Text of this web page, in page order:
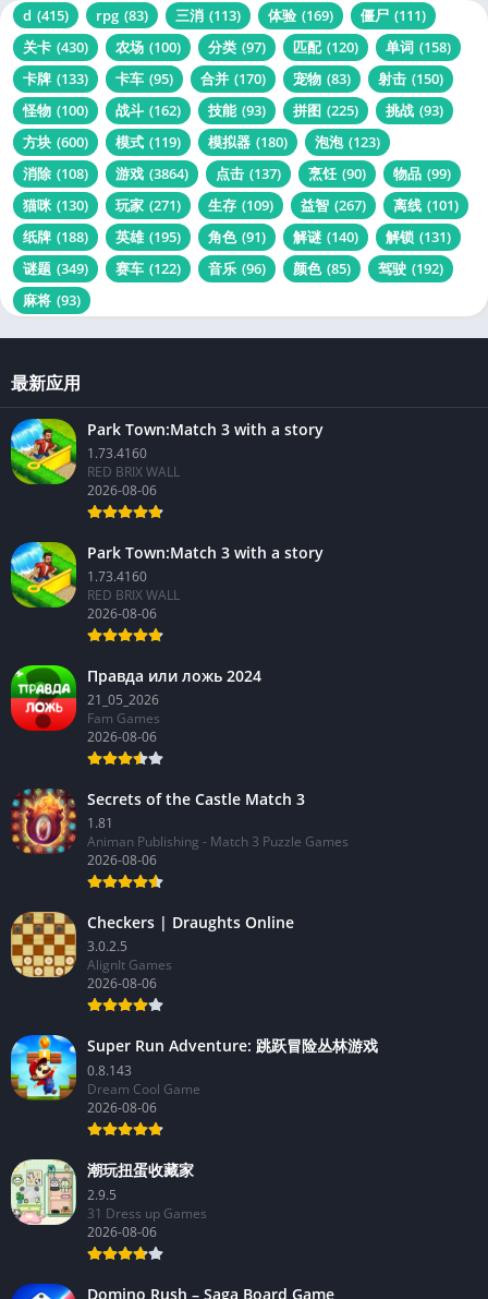
d (415) rpg (83) 三消 (113) 体验 (169) 僵尸 (111)
关卡 (430) 农场 (100) 分类 (97) 匹配 (120) 单词 (158)
卡牌 (133) 卡车 (95) 合并 (170) 宠物 (83) 射击 (150)
怪物 (100) 战斗 (162) 技能 (93) 拼图 (225) 挑战 (93)
方块 (600) 模式 (119) 模拟器 (180) 泡泡 (123)
消除 (108) 游戏 (3864) 点击 (137) 烹饪 (90) 物品 (99)
猫咪 (130) 玩家 (271) 生存 (109) 益智 (267) 离线 (101)
纸牌 (188) 英雄 (195) 角色 (91) 解谜 (140) 解锁 (131)
谜题 (349) 赛车 (122) 音乐 (96) 颜色 (85) 驾驶 (192)
麻将 (93)
最新应用
Park Town:Match 3 with a story
1.73.4160
RED BRIX WALL
2026-08-06
Park Town:Match 3 with a story
1.73.4160
RED BRIX WALL
2026-08-06
Правда или ложь 2024
21_05_2026
Fam Games
2026-08-06
Secrets of the Castle Match 3
1.81
Animan Publishing - Match 3 Puzzle Games
2026-08-06
Checkers | Draughts Online
3.0.2.5
AlignIt Games
2026-08-06
Super Run Adventure: 跳跃冒险丛林游戏
0.8.143
Dream Cool Game
2026-08-06
潮玩扭蛋收藏家
2.9.5
31 Dress up Games
2026-08-06
Domino Rush – Saga Board Game